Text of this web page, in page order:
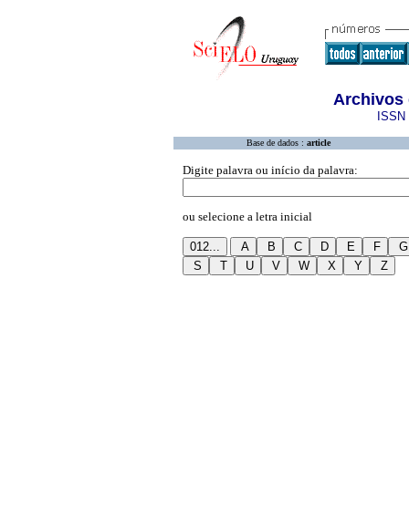
Archivos
Base de dados : article
Digite palavra ou início da palavra:
ou selecione a letra inicial